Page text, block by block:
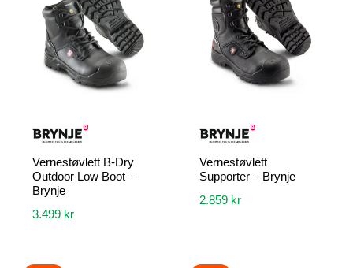
Vernestøvlett B-Dry
Outdoor Low Boot –
Brynje
3.499 kr
produktet
Vernestøvlett
Supporter – Brynje
2.859 kr